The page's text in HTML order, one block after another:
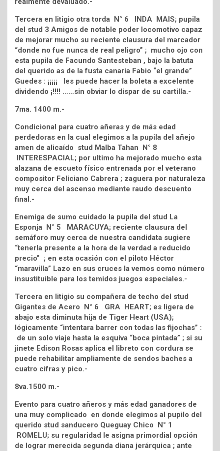
Tercera en litigio otra torda N° 6 INDA MAIS; pupila
del stud 3 Amigos de notable poder locomotivo capaz
de mejorar mucho su reciente clausura del marcador
“donde no fue nunca de real peligro” ; mucho ojo con
esta pupila de Facundo Santesteban , bajo la batuta
del querido as de la fusta canaria Fabio “el grande”
Guedes : ¡¡¡¡¡ les puede hacer la boleta a excelente
dividendo ¡!!!! ……sin obviar lo dispar de su cartilla.-
7ma. 1400 m.-
Condicional para cuatro añeras y de más edad
perdedoras en la cual elegimos a la pupila del añejo
amen de alicaído stud Malba Tahan N° 8
INTERESPACIAL; por ultimo ha mejorado mucho esta
alazana de escueto físico entrenada por el veterano
compositor Feliciano Cabrera ; zaguera por naturaleza
muy cerca del ascenso mediante raudo descuento
final.-
Enemiga de sumo cuidado la pupila del stud La
Esponja N° 5 MARACUYA; reciente clausura del
semáforo muy cerca de nuestra candidata sugiere
“tenerla presente a la hora de la verdad a reducido
precio” ; en esta ocasión con el piloto Héctor
“maravilla” Lazo en sus cruces la vemos como número
insustituible para los temidos juegos especiales.-
Tercera en litigio su compañera de techo del stud
Gigantes de Acero N° 6 GRA HEART; es ligera de
abajo esta diminuta hija de Tiger Heart (USA);
lógicamente “intentara barrer con todas las fijochas” :
de un solo viaje hasta la esquiva “boca pintada” ; si su
jinete Edison Rosas aplica el libreto con cordura se
puede rehabilitar ampliamente de sendos baches a
cuatro cifras y pico.-
8va.1500 m.-
Evento para cuatro añeros y más edad ganadores de
una muy complicado en donde elegimos al pupilo del
querido stud sanducero Queguay Chico N° 1
ROMELU; su regularidad le asigna primordial opción
de lograr merecida segunda diana jerárquica ; ante